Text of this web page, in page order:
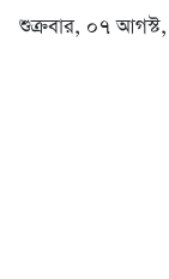
শুক্রবার, ০৭